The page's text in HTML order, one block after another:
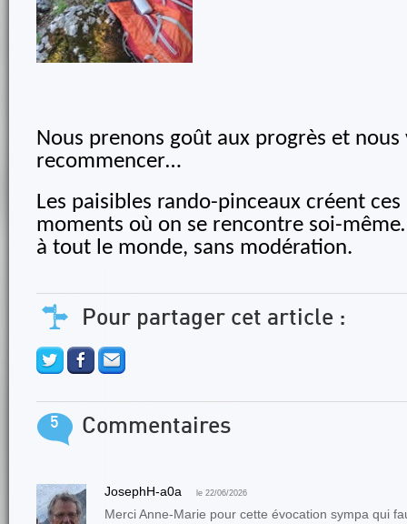
Nous prenons goût aux progrès et nous
recommencer…
Les paisibles rando-pinceaux créent
moments où on se rencontre soi-
à tout le monde, sans modération.
Pour partager cet article :
5 Commentaires
JosephH-a0a le 22/06/2026
Merci Anne-Marie pour cette évocation sympa qui